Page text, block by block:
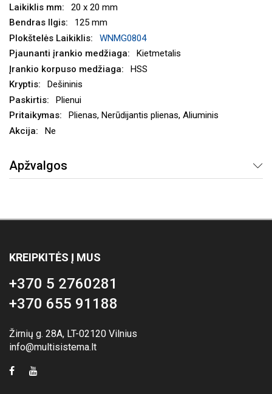
20 x 20 mm
125 mm
WNMG0804
Kietmetalis
HSS
Dešininis
Plienui
Plienas, Nerūdijantis plienas, Aliuminis
Ne
Apžvalgos
KREIPKITĖS Į MUS
+370 5 2760281
+370 655 91188
Žirnių g. 28A, LT-02120 Vilnius
info@multisistema.lt